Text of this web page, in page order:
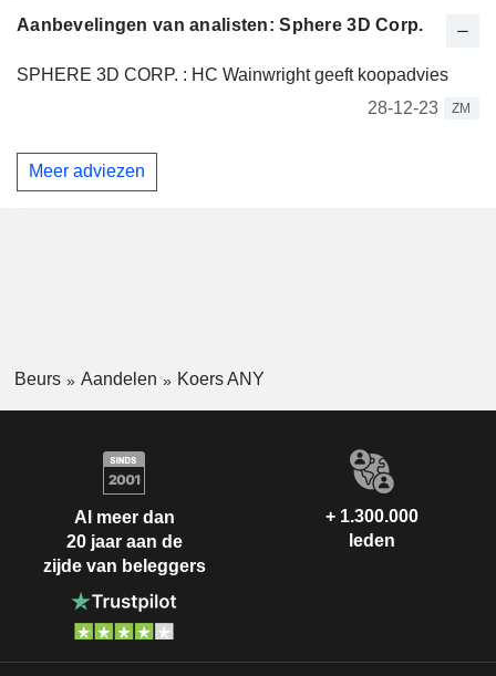
Aanbevelingen van analisten: Sphere 3D Corp.
SPHERE 3D CORP. : HC Wainwright geeft koopadvies
28-12-23
ZM
Meer adviezen
Beurs Aandelen Koers ANY
Al meer dan
20 jaar aan de
zijde van beleggers
+ 1.300.000
leden